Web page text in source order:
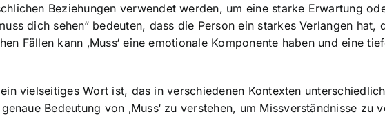
Beziehungen verwendet werden, um eine starke Erwartung
dich sehen“ bedeuten, dass die Person ein starkes Verlangen
Fällen kann ‚Muss‘ eine emotionale Komponente haben und eine
vielseitiges Wort ist, das in verschiedenen Kontexten
Bedeutung von ‚Muss‘ zu verstehen, um Missverständnisse zu